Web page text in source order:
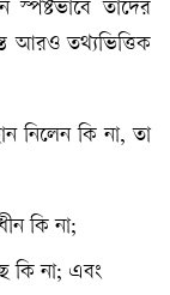
স্পষ্টভাবে তাদের
আরও তথ্যভিত্তিক
নিলেন কি না, তা
কি না;
কি না; এবং